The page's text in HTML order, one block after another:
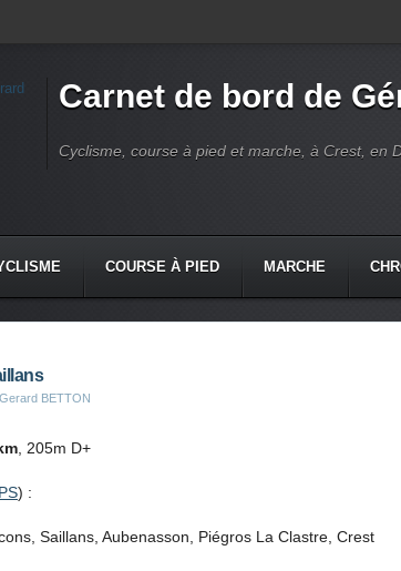
Carnet de bord de
Cyclisme, course à pied et marche, à Crest, en
COURSE À PIED MARCHE
BETTON
, 205m D+
) :
Saillans, Aubenasson, Piégros La Clastre, Crest